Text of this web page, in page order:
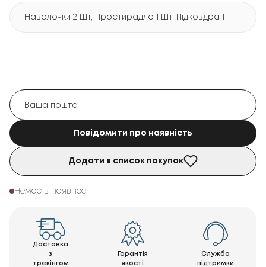
Наволочки 2 Шт, Простирадло 1 Шт, Підковдра 1 Шт
Повідомити про наявність
Додати в список покупок
Немає в наявності
Доставка
з
трекінгом
Гарантія
якості
Служба
підтримки